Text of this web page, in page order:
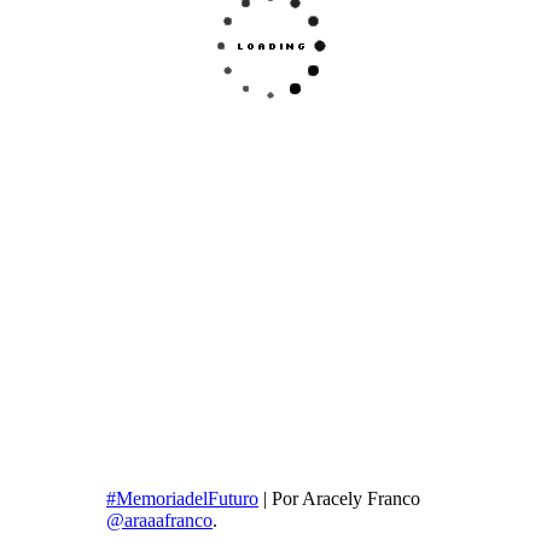
#MemoriadelFuturo | Por Aracely Franco
@araaafranco.